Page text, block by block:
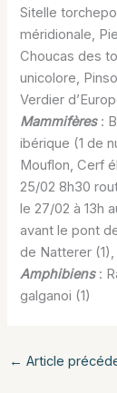
Sitelle
méridionale,
Choucas des
unicolore,
Verdier
Mammifères :
ibérique (1 de
Mouflon, Cerf
25/02 8h30
le 27/02 à 13h
avant le pont
de Natterer
Amphibiens :
galganoi (1)
← Article